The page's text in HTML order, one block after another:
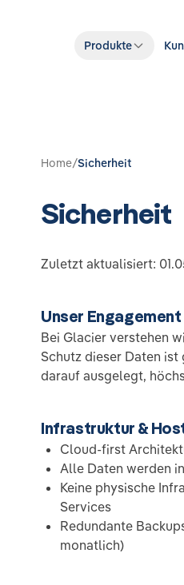
Produkte
Home/Sicherheit
Sicherheit
Zuletzt aktualisiert:
Unser
Bei Glacier verstehen
Schutz dieser Daten
darauf ausgelegt,
Infrastruktur &
Cloud-first
Alle Daten werden
Keine physische
Services
Redundante
monatlich)